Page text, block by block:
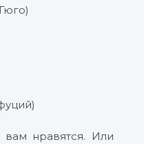
нравятся. Или